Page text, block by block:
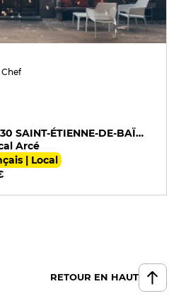
Chef
64430 SAINT-ÉTIENNE-DE-BAÏGORRY
Arcé
| Local
RETOUR EN HAUT